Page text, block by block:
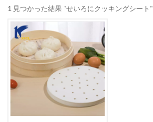
1 見つかった結果 "せいろにクッキングシート"